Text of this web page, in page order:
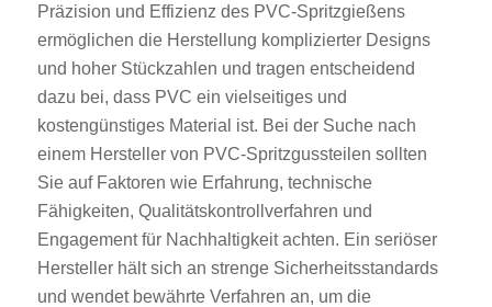
Präzision und Effizienz des PVC-Spritzgießens
ermöglichen die Herstellung komplizierter Designs
und hoher Stückzahlen und tragen entscheidend
dazu bei, dass PVC ein vielseitiges und
kostengünstiges Material ist. Bei der Suche nach
einem Hersteller von PVC-Spritzgussteilen sollten
Sie auf Faktoren wie Erfahrung, technische
Fähigkeiten, Qualitätskontrollverfahren und
Engagement für Nachhaltigkeit achten. Ein seriöser
Hersteller hält sich an strenge Sicherheitsstandards
und wendet bewährte Verfahren an, um die